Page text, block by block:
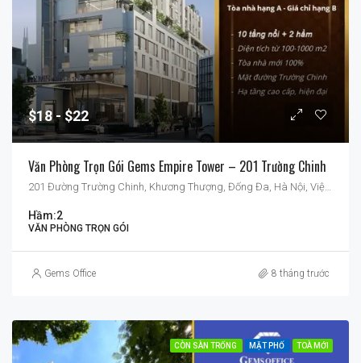
$18 $22
Văn Phòng Trọn Gói Gems Empire Tower – 201 Trường Chinh
Hầm:2
VĂN PHÒNG TRỌN GÓI
Gems Office 8 tháng trước
CÒN SÀN TRỐNG MẶT PHỐ TOÀ MỚI